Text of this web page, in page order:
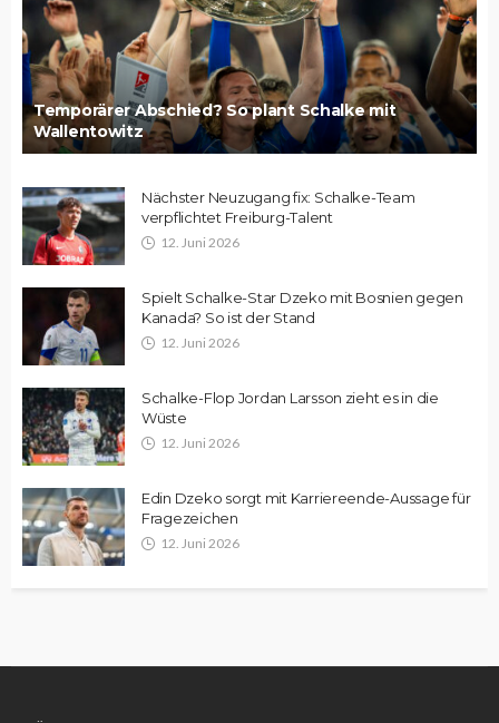
Temporärer Abschied? So plant Schalke mit
Wallentowitz
Nächster Neuzugang fix: Schalke-Team
verpflichtet Freiburg-Talent
12. Juni 2026
Spielt Schalke-Star Dzeko mit Bosnien gegen
Kanada? So ist der Stand
12. Juni 2026
Schalke-Flop Jordan Larsson zieht es in die
Wüste
12. Juni 2026
Edin Dzeko sorgt mit Karriereende-Aussage für
Fragezeichen
12. Juni 2026